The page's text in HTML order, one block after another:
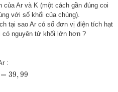
Ar và K (một cách gần đúng coi
với số khối của chúng).
tại sao Ar có số đơn vị điện tích hạt
nguyên tử khối lớn hơn ?
:
= 39, 99
, 06